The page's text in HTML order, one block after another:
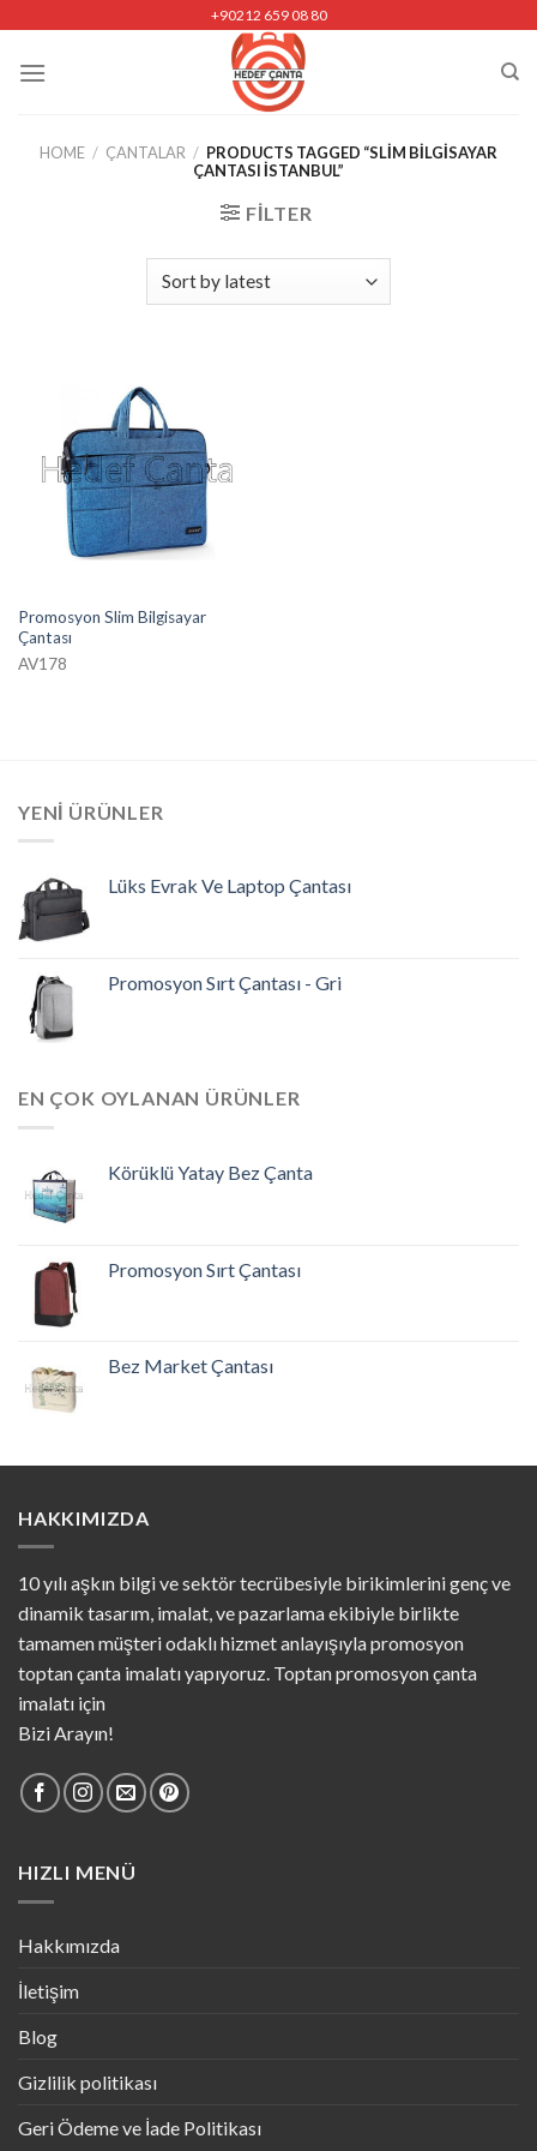
content
+90212 659 08 80
HOME / ÇANTALAR / PRODUCTS TAGGED “SLIM BILGISAYAR
ÇANTASI ISTANBUL”
FILTER
Promosyon Slim Bilgisayar
Çantası
AV178
YENI ÜRÜNLER
Lüks Evrak Ve Laptop Çantası
Promosyon Sırt Çantası - Gri
EN ÇOK OYLANAN ÜRÜNLER
Körüklü Yatay Bez Çanta
Promosyon Sırt Çantası
Bez Market Çantası
HAKKIMIZDA
10 yılı aşkın bilgi ve sektör tecrübesiyle birikimlerini genç ve
dinamik tasarım, imalat, ve pazarlama ekibiyle birlikte
tamamen müşteri odaklı hizmet anlayışıyla promosyon
toptan çanta imalatı yapıyoruz. Toptan promosyon çanta
imalatı için
Bizi Arayın!
HIZLI MENÜ
Hakkımızda
İletişim
Blog
Gizlilik politikası
Geri Ödeme ve İade Politikası